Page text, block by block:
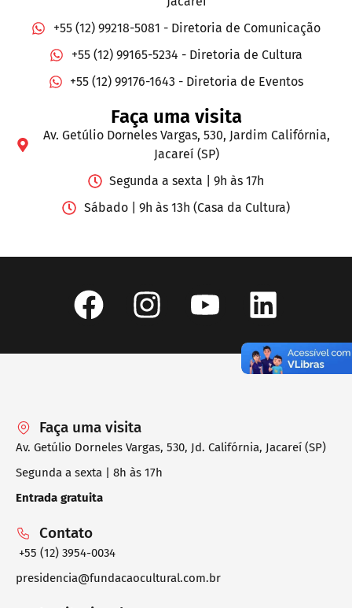
+55 (12) 99218-5081 - Diretoria de Comunicação
+55 (12) 99165-5234 - Diretoria de Cultura
+55 (12) 99176-1643 - Diretoria de Eventos
Faça uma visita
Av. Getúlio Dorneles Vargas, 530, Jardim Califórnia,
Jacareí (SP)
Segunda a sexta | 9h às 17h
Sábado | 9h às 13h (Casa da Cultura)
Faça uma visita
Av. Getúlio Dorneles Vargas, 530, Jd. Califórnia, Jacareí (SP)
Segunda a sexta | 8h às 17h
Entrada gratuita
Contato
+55 (12) 3954-0034
presidencia@fundacaocultural.com.br